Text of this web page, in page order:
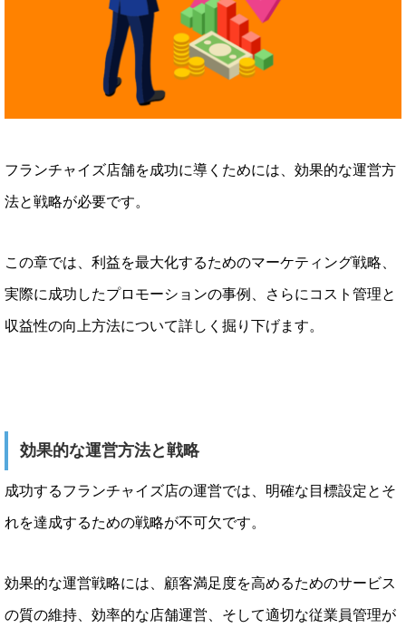
フランチャイズ店舗を成功に導くためには、効果的な運営方
法と戦略が必要です。
この章では、利益を最大化するためのマーケティング戦略、
実際に成功したプロモーションの事例、さらにコスト管理と
収益性の向上方法について詳しく掘り下げます。
効果的な運営方法と戦略
成功するフランチャイズ店の運営では、明確な目標設定とそ
れを達成するための戦略が不可欠です。
効果的な運営戦略には、顧客満足度を高めるためのサービス
の質の維持、効率的な店舗運営、そして適切な従業員管理が